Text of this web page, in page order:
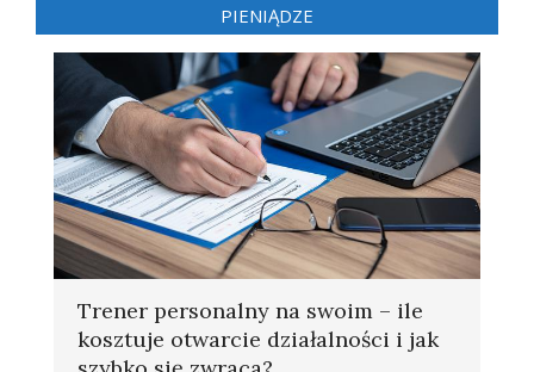
PIENIĄDZE
Trener personalny na swoim – ile
kosztuje otwarcie działalności i jak